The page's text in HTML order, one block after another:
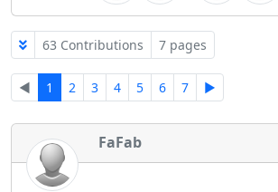
63 Contributions 7 pages
◄ 1 2 3 4 5 6 7 ►
FaFab